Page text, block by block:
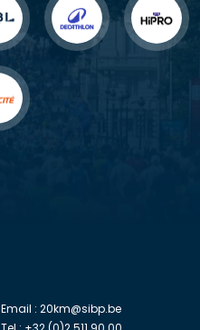
Email : 20km@sibp.be